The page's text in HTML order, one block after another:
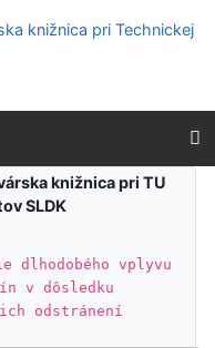
knižnica pri TU
SLDK
dlhodobého vplyvu
v dôsledku
odstránení